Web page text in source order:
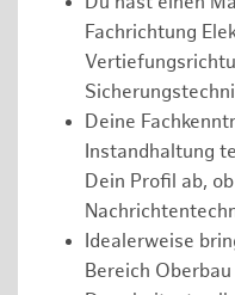
Fachrichtung
Deine
Instandhaltung
Dein Profil ab,
Idealerweise
Bereich